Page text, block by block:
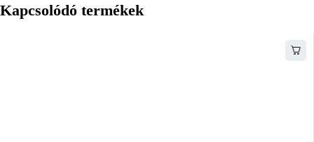
Kapcsolódó termékek